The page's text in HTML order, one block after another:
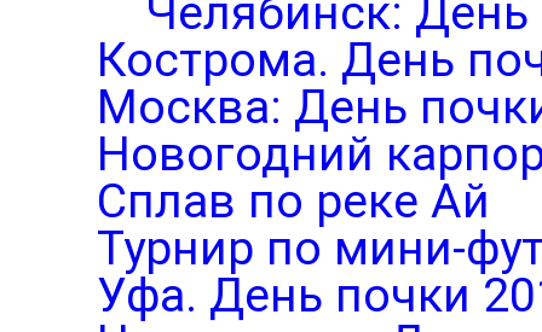
Челябинск:
Кострома. День
Москва: День
Новогодний
Сплав по реке Ай
Турнир по мини-
Уфа. День почки